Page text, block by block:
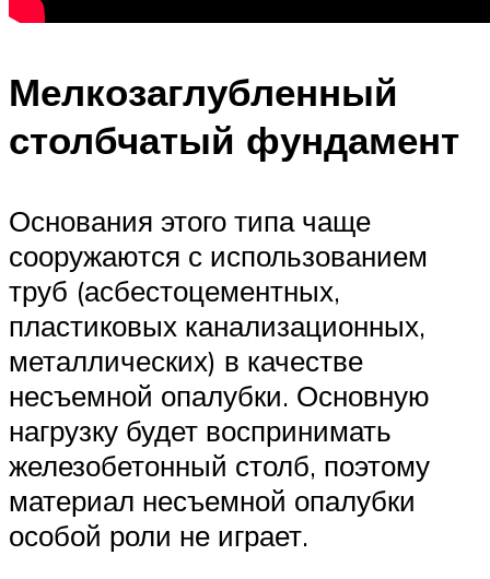
Мелкозаглубленный
столбчатый фундамент
Основания этого типа чаще
сооружаются с использованием
труб (асбестоцементных,
пластиковых канализационных,
металлических) в качестве
несъемной опалубки. Основную
нагрузку будет воспринимать
железобетонный столб, поэтому
материал несъемной опалубки
особой роли не играет.